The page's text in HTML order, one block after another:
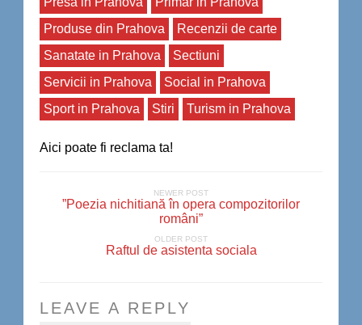
Produse din Prahova
Recenzii de carte
Sanatate in Prahova
Sectiuni
Servicii in Prahova
Social in Prahova
Sport in Prahova
Stiri Turism in Prahova
Aici poate fi reclama ta!
NEWER POST
”Poezia nichitiană în opera compozitorilor
români”
OLDER POST
Raftul de asistenta sociala
LEAVE A REPLY